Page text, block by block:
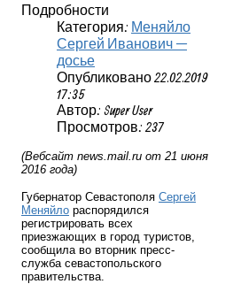
Подробности
Категория: Меняйло
Сергей Иванович —
досье
Опубликовано 22.02.2019
17:35
Автор: Super User
Просмотров: 237
(Вебсайт news mail ru от 21 июня
2016 года)
Губернатор Севастополя Сергей
Меняйло распорядился
регистрировать всех
приезжающих в город туристов,
сообщила во вторник пресс-
служба севастопольского
правительства.